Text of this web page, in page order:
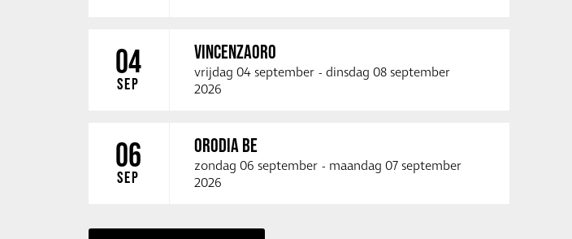
04
SEP
VINCENZAORO
vrijdag 04 september - dinsdag 08 september
2026
06
SEP
ORODIA BE
zondag 06 september - maandag 07 september
2026